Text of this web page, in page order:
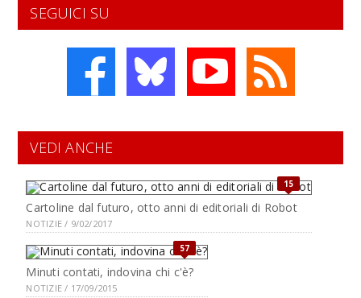
SEGUICI SU
VEDI ANCHE
15
Cartoline dal futuro, otto anni di editoriali di Robot
NOTIZIE / 9/02/2017
57
Minuti contati, indovina chi c'è?
NOTIZIE / 17/09/2015